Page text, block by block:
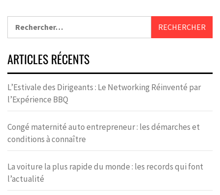
ARTICLES RÉCENTS
L’Estivale des Dirigeants : Le Networking Réinventé par
l’Expérience BBQ
Congé maternité auto entrepreneur : les démarches et
conditions à connaître
La voiture la plus rapide du monde : les records qui font
l’actualité